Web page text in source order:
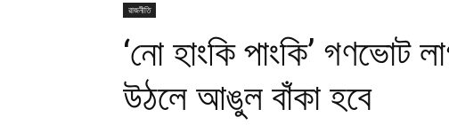
রাজনীতি
‘নো হাংকি পাংকি’ গণভোট
উঠলে আঙুল বাঁকা হবে